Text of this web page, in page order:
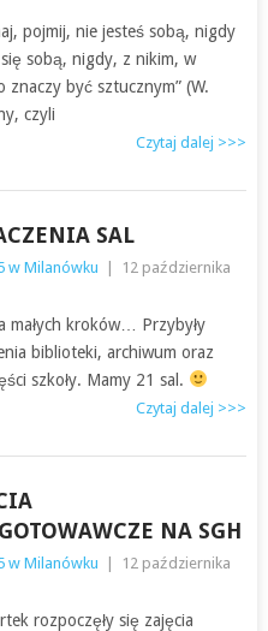
pojmij, nie jesteś sobą, nigdy
sobą, nigdy, z nikim, w
znaczy być sztucznym” (W.
czyli
Czytaj dalej >>>
SAL
w Milanówku
12 października
małych kroków… Przybyły
biblioteki, archiwum oraz
szkoły. Mamy 21 sal.
Czytaj dalej >>>
NA SGH
w Milanówku
12 października
rozpoczęły się zajęcia